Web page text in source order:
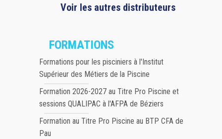
Voir les autres distributeurs
FORMATIONS
Formations pour les pisciniers à l'Institut
Supérieur des Métiers de la Piscine
Formation 2026-2027 au Titre Pro Piscine et
sessions QUALIPAC à l'AFPA de Béziers
Formation au Titre Pro Piscine au BTP CFA de
Pau